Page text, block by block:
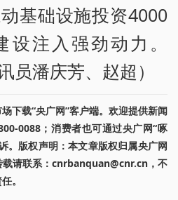
基础设施投资4000
注入强劲动力。
员潘庆芳、赵超）
下载“央广网”客户端。欢迎提供新闻
0088；消费者也可通过央广网“啄
。版权声明：本文章版权归属央广网
载请联系：cnrbanquan@cnr.cn，不
。